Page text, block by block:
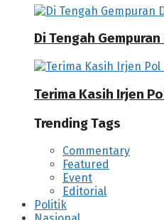
Di Tengah
Terima Kasih Irjen
Trending Tags
Commentary
Featured
Event
Editorial
Politik